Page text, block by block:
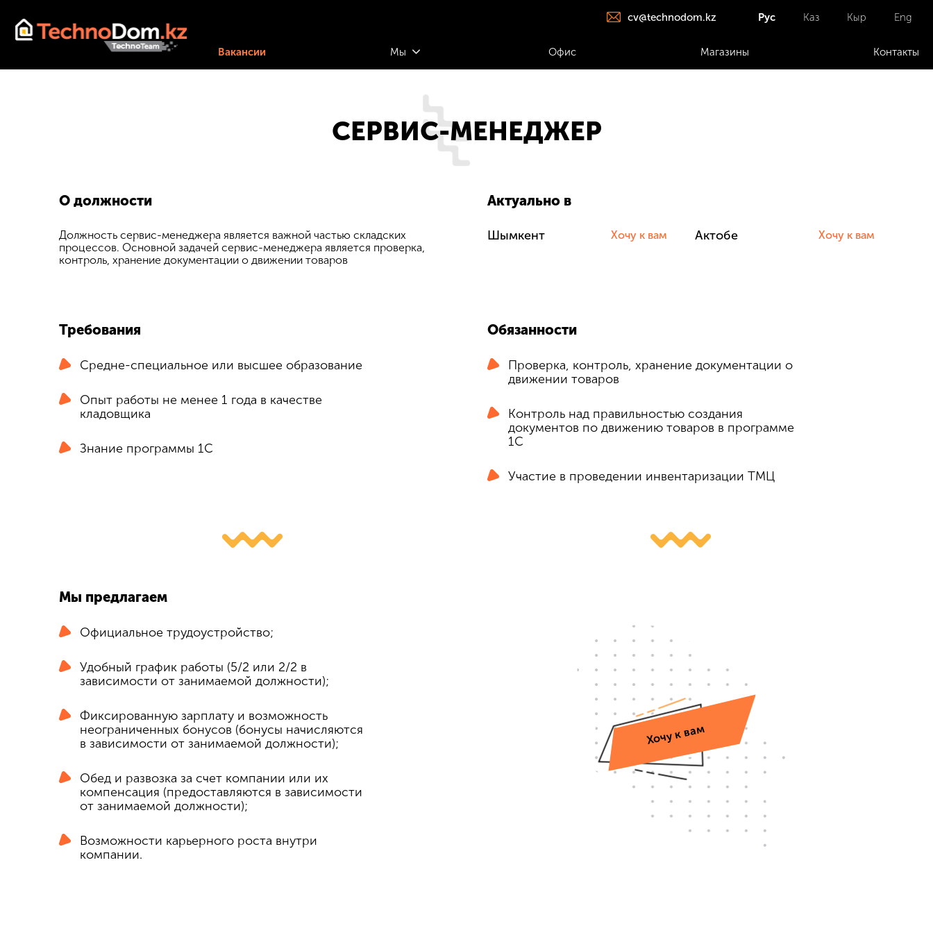
cv@technodom.kz Рус Каз Кыр Eng
Вакансии Мы Офис Магазины Контакты
СЕРВИС-МЕНЕДЖЕР
О должности
Должность сервис-менеджера является важной частью складских
процессов. Основной задачей сервис-менеджера является проверка,
контроль, хранение документации о движении товаров
Актуально в
Шымкент Хочу к вам Актобе Хочу к вам
Требования
Средне-специальное или высшее образование
Опыт работы не менее 1 года в качестве
кладовщика
Знание программы 1С
Обязанности
Проверка, контроль, хранение документации о
движении товаров
Контроль над правильностью создания
документов по движению товаров в программе
1С
Участие в проведении инвентаризации ТМЦ
Мы предлагаем
Официальное трудоустройство;
Удобный график работы (5/2 или 2/2 в
зависимости от занимаемой должности);
Фиксированную зарплату и возможность
неограниченных бонусов (бонусы начисляются
в зависимости от занимаемой должности);
Обед и развозка за счет компании или их
компенсация (предоставляются в зависимости
от занимаемой должности);
Возможности карьерного роста внутри
компании.
Хочу к вам